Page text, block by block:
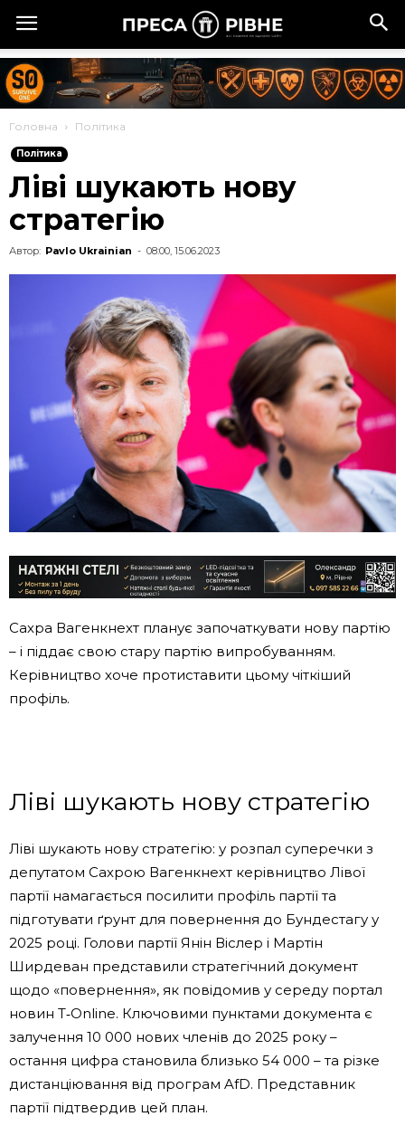
Головна Політика
Політика
Ліві шукають нову
стратегію
Автор: Pavlo Ukrainian - 08:00, 15.06.2023
Сахра Вагенкнехт планує започаткувати нову партію
– і піддає свою стару партію випробуванням.
Керівництво хоче протиставити цьому чіткіший
профіль.
Ліві шукають нову стратегію
Ліві шукають нову стратегію: у розпал суперечки з
депутатом Сахрою Вагенкнехт керівництво Лівої
партії намагається посилити профіль партії та
підготувати ґрунт для повернення до Бундестагу у
2025 році. Голови партії Янін Віслер і Мартін
Ширдеван представили стратегічний документ
щодо «повернення», як повідомив у середу портал
новин T‑Online. Ключовими пунктами документа є
залучення 10 000 нових членів до 2025 року –
остання цифра становила близько 54 000 – та різке
дистанціювання від програм AfD. Представник
партії підтвердив цей план.